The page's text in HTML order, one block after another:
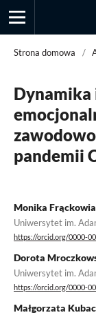
Strona domowa /
Dynamika
pandemii
Monika
Uniwersytet im.
https://orcid.org/0000-
Dorota
Uniwersytet im.
https://orcid.org/0000-
Małgorzata